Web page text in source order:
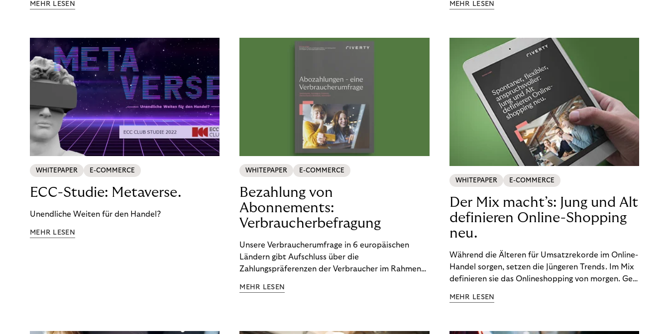
Zahlungsabwicklung echte Mehrwerte für Händler.
MEHR LESEN
Finanzbildung ermöglicht. So bleiben Menschen
Unternehmen.
MEHR LESEN
WHITEPAPER E-COMMERCE
ECC-Studie: Metaverse.
Unendliche Weiten für den Handel?
MEHR LESEN
WHITEPAPER E-COMMERCE
Bezahlung von
Abonnements:
Verbraucherbefragung
Unsere Verbraucherumfrage in 6 europäischen
Ländern gibt Aufschluss über die
Zahlungspräferenzen der Verbraucher im Rahmen
Ergebnisse, um zu erfahren, wie Sie
MEHR LESEN
WHITEPAPER E-COMMERCE
Der Mix macht’s: Jung und Alt
definieren Online-Shopping
neu.
Während die Älteren für Umsatzrekorde im Online-
Handel sorgen, setzen die Jüngeren Trends. Im Mix
definieren sie das Onlineshopping von morgen. Gen
gemeinsame Leidenschaft - allerdings
MEHR LESEN